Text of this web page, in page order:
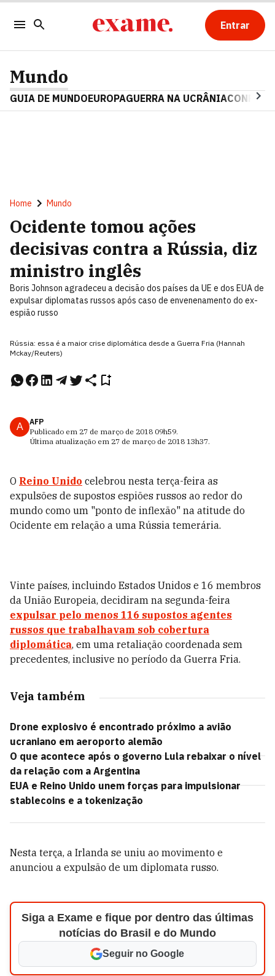
Entrar
Mundo
GUIA DE MUNDOEUROPAGUERRA NA UCRÂNIA
Home Mundo
Ocidente tomou ações
decisivas contra a Rússia, diz
ministro inglês
Boris Johnson agradeceu a decisão dos países da UE e dos EUA de
expulsar diplomatas russos após caso de envenenamento do ex-
espião russo
Rússia: essa é a maior crise diplomática desde a Guerra Fria (Hannah
Mckay/Reuters)
A
AFP
Publicado em 27 de março de 2018 09h59.
Última atualização em 27 de março de 2018 13h37.
O Reino Unido celebrou nesta terça-feira as
expulsões de supostos espiões russos ao redor do
mundo como um "ponto de inflexão" na atitude do
Ocidente em relação a uma Rússia temerária.
Vinte países, incluindo Estados Unidos e 16 membros
da União Europeia, decidiram na segunda-feira
expulsar pelo menos 116 supostos agentes
russos que trabalhavam sob cobertura
diplomática, em uma retaliação coordenada sem
precedentes, inclusive no período da Guerra Fria.
Veja também
Drone explosivo é encontrado próximo a avião
ucraniano em aeroporto alemão
O que acontece após o governo Lula rebaixar o nível
da relação com a Argentina
EUA e Reino Unido unem forças para impulsionar
stablecoins e a tokenização
Nesta terça, a Irlanda se uniu ao movimento e
anunciou a expulsão de um diplomata russo.
Siga a Exame e fique por dentro das últimas
notícias do Brasil e do Mundo
Seguir no Google